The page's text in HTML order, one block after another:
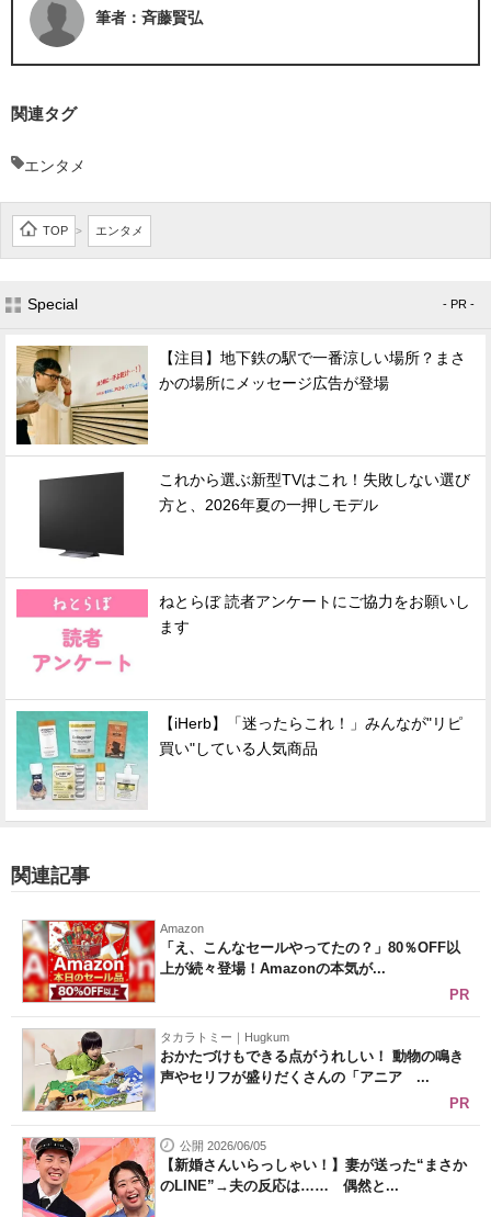
筆者：斉藤賢弘
関連タグ
エンタメ
TOP > エンタメ
Special - PR -
【注目】地下鉄の駅で一番涼しい場所？まさ
かの場所にメッセージ広告が登場
これから選ぶ新型TVはこれ！失敗しない選び
方と、2026年夏の一押しモデル
ねとらぼ 読者アンケートにご協力をお願いし
ます
【iHerb】「迷ったらこれ！」みんなが"リピ
買い"している人気商品
関連記事
Amazon
「え、こんなセールやってたの？」80％OFF以
上が続々登場！Amazonの本気が...
PR
タカラトミー｜Hugkum
おかたづけもできる点がうれしい！ 動物の鳴き
声やセリフが盛りだくさんの「アニア ...
PR
公開 2026/06/05
【新婚さんいらっしゃい！】妻が送った“まさか
のLINE”→夫の反応は…… 偶然と...